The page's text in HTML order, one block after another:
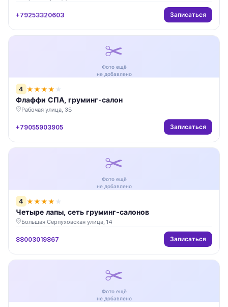
+79253320603 Записаться
✂️
Фото ещё
не добавлено
4 ★★★★ ★
Флаффи СПА, груминг-салон
Рабочая улица, 3Б
+79055903905 Записаться
✂️
Фото ещё
не добавлено
4 ★★★★ ★
Четыре лапы, сеть груминг-салонов
Большая Серпуховская улица, 14
88003019867 Записаться
✂️
Фото ещё
не добавлено